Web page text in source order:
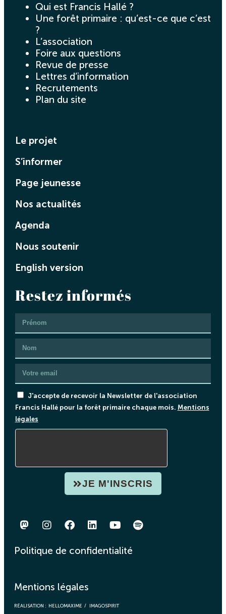
Qui est Francis Hallé ?
Une forêt primaire : qu’est-ce que c’est
?
L’association
Foire aux questions
Revue de presse
Lettres d’information
Recrutements
Plan du site
Le projet
S’informer
Page jeunesse
Nos actualités
Agenda
Nous soutenir
English version
Restez informés
J'accepte de recevoir la Newsletter de l'association
Francis Hallé pour la forêt primaire chaque mois. Mentions
légales
JE M'INSCRIS
Politique de confidentialité
Mentions légales
RÉALISATION : HELLOMAXIME / IMAGOSPIRIT